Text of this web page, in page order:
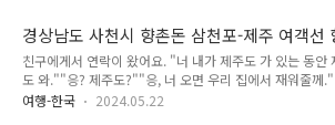
임박하면 가격이 저렴한 표가 나오기는 하겠지만, 그것만
무턱대고 기다릴 수는 없었어요. ..
볼 거 뭐 있지?" 카카오맵으로 곡성군 - 정확히는 곡성역에
게 뭐가 있는지 봤어요. 곡성군을 마지막 일정으로 정한 이
제가 뚜벅이 여행을 하고 있기 때문이에요. 기차역과 읍내
깝거나 기차역과 읍내 사이에 버스가 많아야 뚜벅이 여행
녀올 수 있어요. 전라남도 곡성군 곡성역은 곡성군 읍내와
경상남도 사천시 향촌돈 삼천포-제주 여객선
구 삼천포신항 여객터미널
친구에게서 연락이 왔어요. "너 내가 제주도 가 있는 동안
도 와.""응? 제주도?""응, 너 오면 우리 집에서 재워줄께
가 제주도에 간다고 했어요. 제주도 가 있는 동안 만약 제가
여행-한국 2024.05.22